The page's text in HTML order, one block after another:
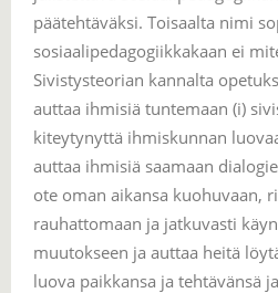
päätehtäväksi. Toisaalta nimi
sosiaalipedagogiikkakaan ei
Sivistysteorian kannalta
auttaa ihmisiä tuntemaan (i)
kiteytynyttä ihmiskunnan
auttaa ihmisiä saamaan
ote oman aikansa kuohuvaan,
rauhattomaan ja jatkuvasti
muutokseen ja auttaa heitä
luova paikkansa ja tehtävänsä